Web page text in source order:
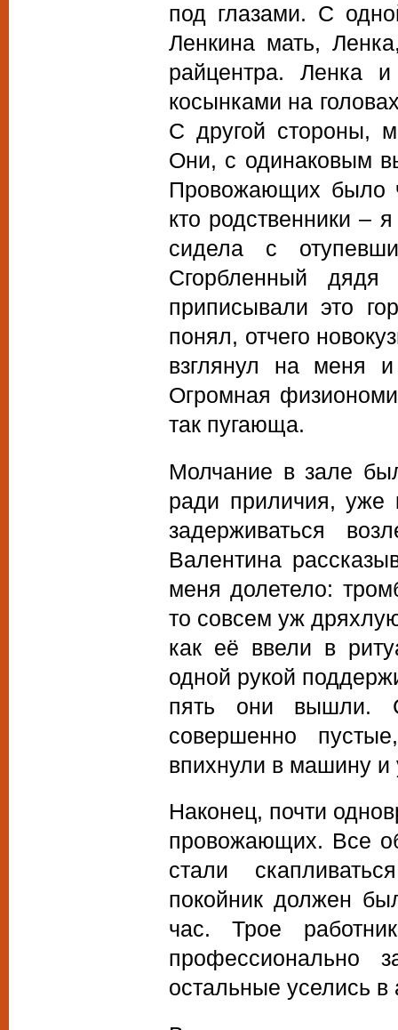
под глазами. С
Ленкина мать,
райцентра. Ленка
косынками на
С другой стороны,
Они, с одинаковым
Провожающих было
кто родственники –
сидела с
Сгорбленный
приписывали это
понял, отчего
взглянул на меня
Огромная
так пугающа.
Молчание в зале
ради приличия,
задерживаться
Валентина
меня долетело:
то совсем уж
как её ввели в
одной рукой
пять они вышли.
совершенно
впихнули в машину и
Наконец, почти
провожающих. Все
стали
покойник должен
час. Трое
профессионально
остальные уселись